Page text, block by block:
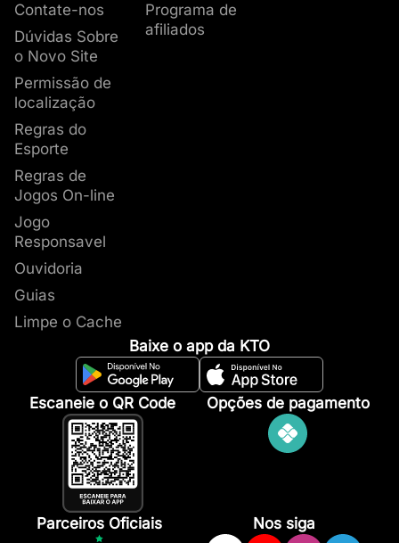
Contate-nos
Dúvidas Sobre
o Novo Site
Permissão de
localização
Regras do
Esporte
Regras de
Jogos On-line
Jogo
Responsavel
Ouvidoria
Guias
Limpe o Cache
Programa de
afiliados
Baixe o app da KTO
Escaneie o QR Code Opções de pagamento
Parceiros Oficiais Nos siga